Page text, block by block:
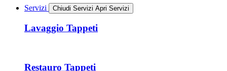
Servizi Chiudi Servizi Apri Servizi
Lavaggio Tappeti
Restauro Tappeti